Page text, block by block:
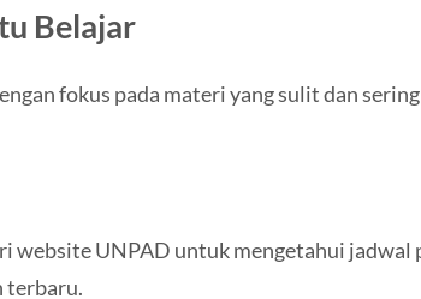
Belajar
fokus pada materi yang sulit dan
website UNPAD untuk mengetahui jadwal
terbaru.